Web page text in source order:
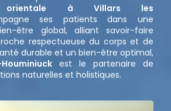
orientale à Villars les
ses patients dans une
être global, alliant savoir-faire
respectueuse du corps et de
durable et un bien-être optimal,
est le partenaire de
naturelles et holistiques.